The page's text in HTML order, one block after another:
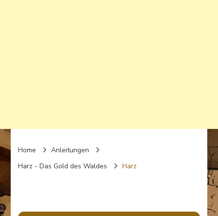
Home
Anleitungen
Harz - Das Gold des Waldes
Harz